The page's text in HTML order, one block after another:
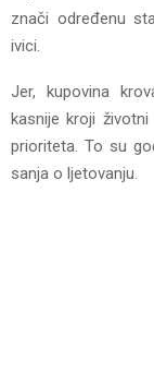
znači određenu
ivici.
Jer, kupovina
kasnije kroji
prioriteta. To su
sanja o ljetovanju.